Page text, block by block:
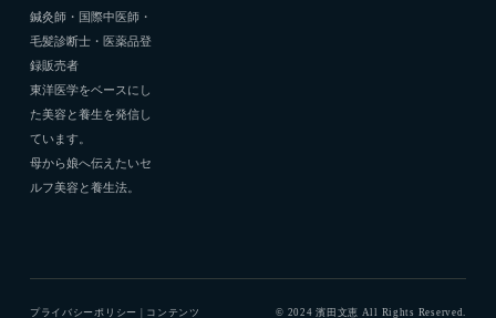
鍼灸師・国際中医師・
毛髪診断士・医薬品登
録販売者
東洋医学をベースにし
た美容と養生を発信し
ています。
母から娘へ伝えたいセ
ルフ美容と養生法。
プライバシーポリシー | コンテンツ © 2024 濱田文恵 All Rights Reserved.